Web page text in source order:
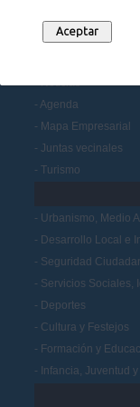
Participación
Noticias
Agenda
Mapa Empresarial
Juntas vecinales
Turismo
Urbanismo, Medio
Desarrollo Local e
Seguridad
Servicios Sociales,
Deportes
Cultura y Festejos
Formación y
Infancia, Juventud